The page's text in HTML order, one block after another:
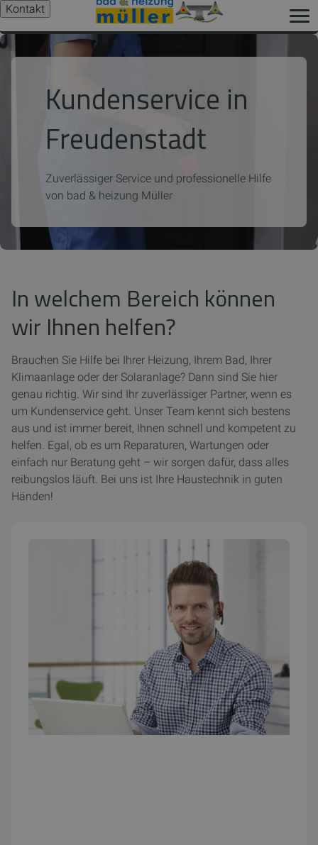
Kontakt
Kundenservice in
Freudenstadt
Zuverlässiger Service und professionelle Hilfe
von bad & heizung Müller
In welchem Bereich können
wir Ihnen helfen?
Brauchen Sie Hilfe bei Ihrer Heizung, Ihrem Bad, Ihrer
Klimaanlage oder der Solaranlage? Dann sind Sie hier
genau richtig. Wir sind Ihr zuverlässiger Partner, wenn es
um Kundenservice geht. Unser Team kennt sich bestens
aus und ist immer bereit, Ihnen schnell und kompetent zu
helfen. Egal, ob es um Reparaturen, Wartungen oder
einfach nur Beratung geht – wir sorgen dafür, dass alles
reibungslos läuft. Bei uns ist Ihre Haustechnik in guten
Händen!